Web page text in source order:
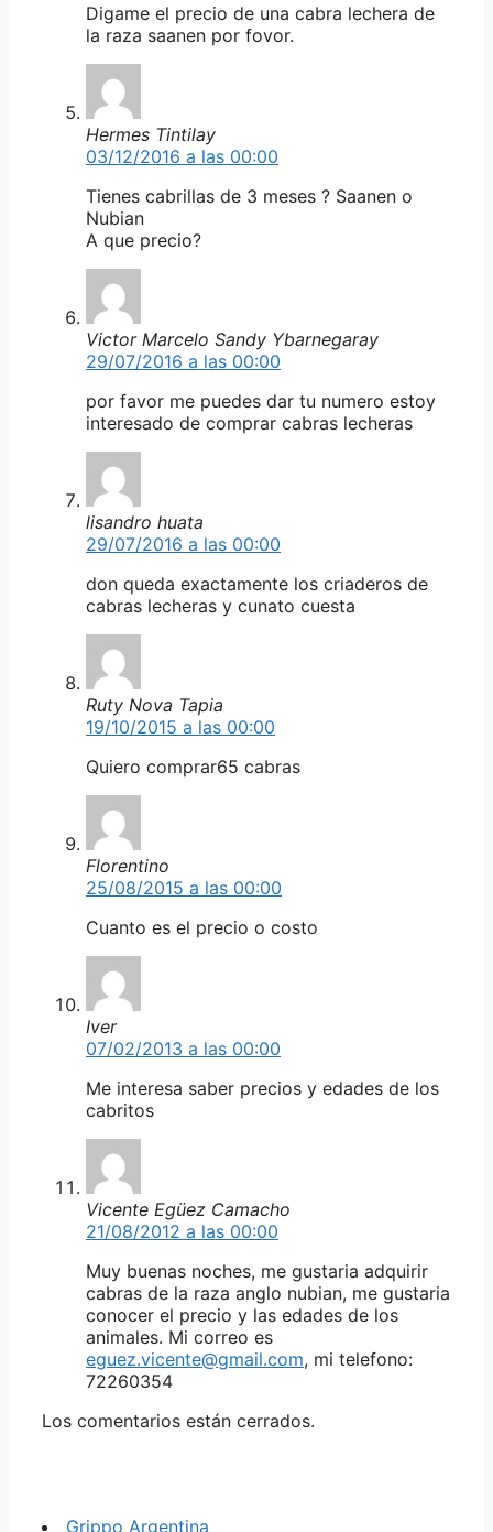
Digame el precio de una cabra lechera de
la raza saanen por fovor.
Hermes Tintilay
03/12/2016 a las 00:00
Tienes cabrillas de 3 meses ? Saanen o
Nubian
A que precio?
Victor Marcelo Sandy Ybarnegaray
29/07/2016 a las 00:00
por favor me puedes dar tu numero estoy
interesado de comprar cabras lecheras
lisandro huata
29/07/2016 a las 00:00
don queda exactamente los criaderos de
cabras lecheras y cunato cuesta
Ruty Nova Tapia
19/10/2015 a las 00:00
Quiero comprar65 cabras
Florentino
25/08/2015 a las 00:00
Cuanto es el precio o costo
Iver
07/02/2013 a las 00:00
Me interesa saber precios y edades de los
cabritos
Vicente Egüez Camacho
21/08/2012 a las 00:00
Muy buenas noches, me gustaria adquirir
cabras de la raza anglo nubian, me gustaria
conocer el precio y las edades de los
animales. Mi correo es
eguez.vicente@gmail.com, mi telefono:
72260354
Los comentarios están cerrados.
Grippo Argentina